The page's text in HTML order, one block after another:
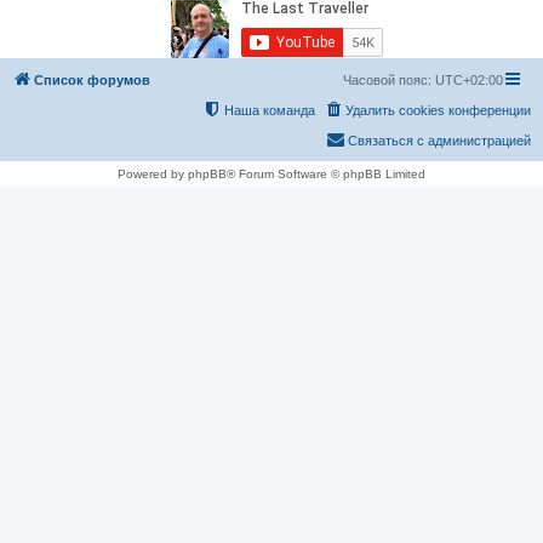
Список форумов Часовой пояс: UTC+02:00
Удалить cookies конференции
Наша команда
Связаться с администрацией
Powered by phpBB® Forum Software © phpBB Limited